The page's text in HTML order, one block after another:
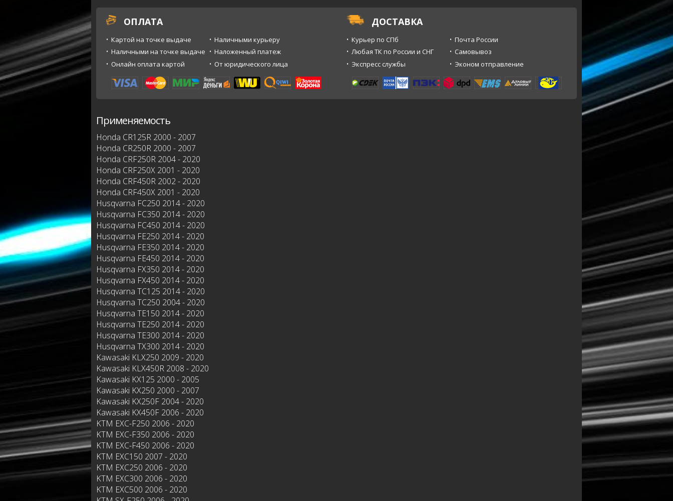
ОПЛАТА
Картой на точке выдаче
Наличными курьеру
Наличными на точке выдаче
Наложенный платеж
Онлайн оплата картой
От юридического лица
ДОСТАВКА
Курьер по СПб
Почта России
Любая ТК по России и СНГ
Самовывоз
Экспресс службы
Эконом отправление
Применяемость
Honda CR125R 2000 - 2007
Honda CR250R 2000 - 2007
Honda CRF250R 2004 - 2020
Honda CRF250X 2001 - 2020
Honda CRF450R 2002 - 2020
Honda CRF450X 2001 - 2020
Husqvarna FC250 2014 - 2020
Husqvarna FC350 2014 - 2020
Husqvarna FC450 2014 - 2020
Husqvarna FE250 2014 - 2020
Husqvarna FE350 2014 - 2020
Husqvarna FE450 2014 - 2020
Husqvarna FX350 2014 - 2020
Husqvarna FX450 2014 - 2020
Husqvarna TC125 2014 - 2020
Husqvarna TC250 2004 - 2020
Husqvarna TE150 2014 - 2020
Husqvarna TE250 2014 - 2020
Husqvarna TE300 2014 - 2020
Husqvarna TX300 2014 - 2020
Kawasaki KLX250 2009 - 2020
Kawasaki KLX450R 2008 - 2020
Kawasaki KX125 2000 - 2005
Kawasaki KX250 2000 - 2007
Kawasaki KX250F 2004 - 2020
Kawasaki KX450F 2006 - 2020
KTM EXC-F250 2006 - 2020
KTM EXC-F350 2006 - 2020
KTM EXC-F450 2006 - 2020
KTM EXC150 2007 - 2020
KTM EXC250 2006 - 2020
KTM EXC300 2006 - 2020
KTM EXC500 2006 - 2020